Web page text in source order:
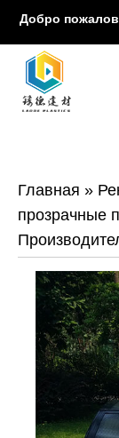
Добро
Главная »
прозрачные